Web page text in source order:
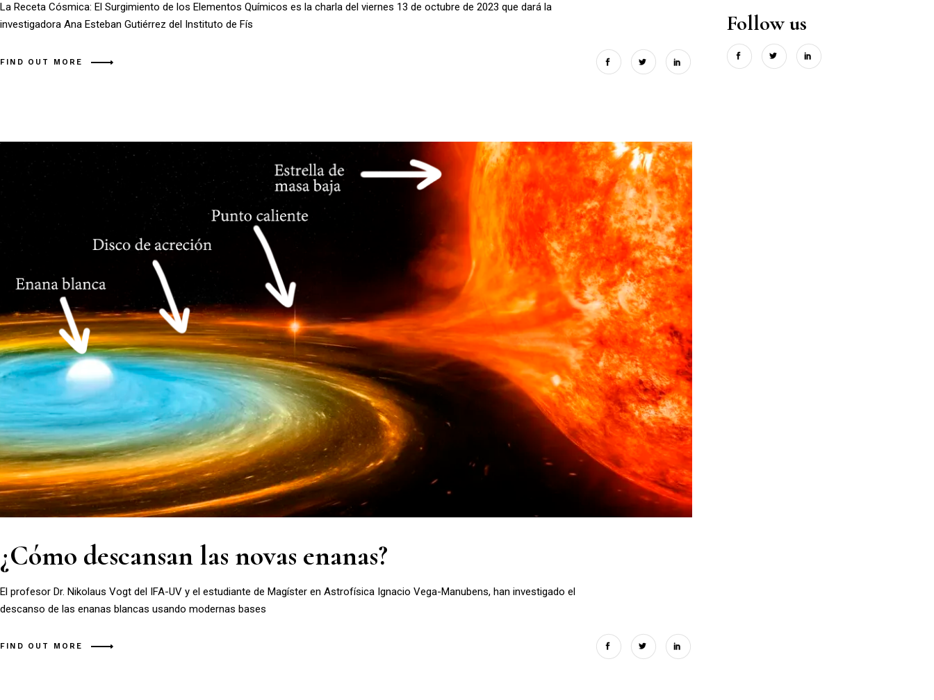
La Receta Cósmica: El Surgimiento de los Elementos Químicos es la charla del viernes 13 de octubre de 2023 que dará la
investigadora Ana Esteban Gutiérrez del Instituto de Fís
FIND OUT MORE
¿Cómo descansan las novas enanas?
El profesor Dr. Nikolaus Vogt del IFA-UV y el estudiante de Magíster en Astrofísica Ignacio Vega-Manubens, han investigado el
descanso de las enanas blancas usando modernas bases
FIND OUT MORE
Follow us